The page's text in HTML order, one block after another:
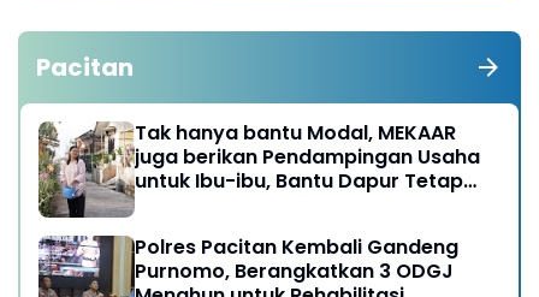
Pacitan
Tak hanya bantu Modal, MEKAAR
juga berikan Pendampingan Usaha
untuk Ibu-ibu, Bantu Dapur Tetap
Polres Pacitan Kembali Gandeng
Purnomo, Berangkatkan 3 ODGJ